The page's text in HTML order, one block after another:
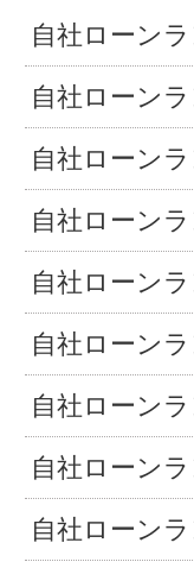
自社ローン
自社ローン
自社ローン
自社ローン
自社ローン
自社ローン
自社ローン
自社ローン
自社ローン